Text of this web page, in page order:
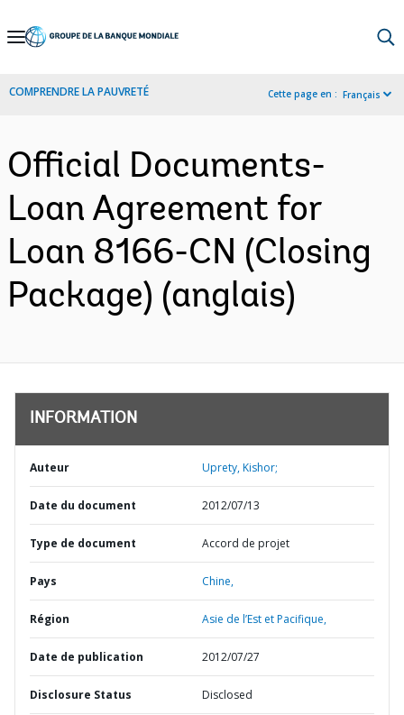
Skip
Navigation
COMPRENDRE LA PAUVRETÉ Cette page en : Français
Official Documents-
Loan Agreement for
Loan 8166-CN (Closing
Package) (anglais)
INFORMATION
Auteur Uprety, Kishor;
Date du document 2012/07/13
Type de document Accord de projet
Pays Chine,
Région Asie de l’Est et Pacifique,
Date de publication 2012/07/27
Disclosure Status Disclosed